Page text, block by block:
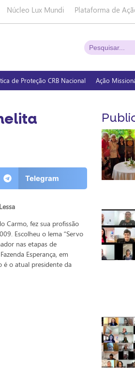
Núcleo Lux Mundi Plataforma de
de Proteção CRB Nacional Ação
Telegram
Carmo, fez sua profissão
Escolheu o lema “Servo
nas etapas de
Esperança, em
é o atual presidente da